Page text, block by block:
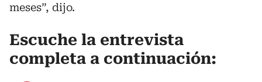
meses”, dijo.
Escuche la entrevista
completa a continuación: